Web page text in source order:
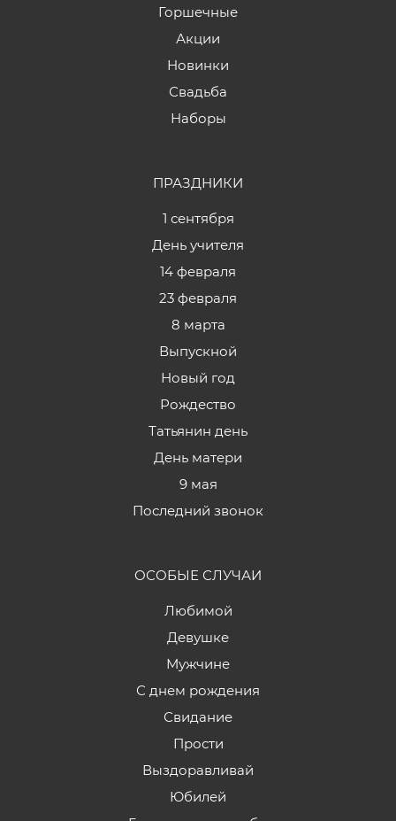
Горшечные
Акции
Новинки
Свадьба
Наборы
ПРАЗДНИКИ
1 сентября
День учителя
14 февраля
23 февраля
8 марта
Выпускной
Новый год
Рождество
Татьянин день
День матери
9 мая
Последний звонок
ОСОБЫЕ СЛУЧАИ
Любимой
Девушке
Мужчине
С днем рождения
Свидание
Прости
Выздоравливай
Юбилей